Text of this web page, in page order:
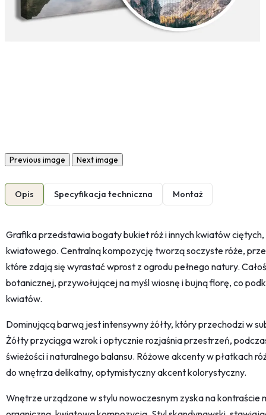
Previous image Next image
Opis Specyfikacja techniczna Montaż
Grafika przedstawia bogaty bukiet róż i innych kwiatów
kwiatowego. Centralną kompozycję tworzą soczyste róże,
które zdają się wyrastać wprost z ogrodu pełnego natury.
botanicznej, przywołującej na myśl wiosnę i bujną florę, co
kwiatów.
Dominującą barwą jest intensywny żółty, który przechodzi w
Żółty przyciąga wzrok i optycznie rozjaśnia przestrzeń,
świeżości i naturalnego balansu. Różowe akcenty w płatkach
do wnętrza delikatny, optymistyczny akcent kolorystyczny.
Wnętrze urządzone w stylu nowoczesnym zyska na